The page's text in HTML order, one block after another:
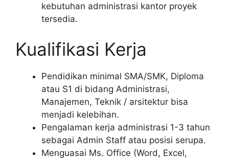
kebutuhan administrasi kantor proyek
tersedia.
Kualifikasi Kerja
Pendidikan minimal SMA/SMK, Diploma
atau S1 di bidang Administrasi,
Manajemen, Teknik / arsitektur bisa
menjadi kelebihan.
Pengalaman kerja administrasi 1-3 tahun
sebagai Admin Staff atau posisi serupa.
Menguasai Ms. Office (Word, Excel,